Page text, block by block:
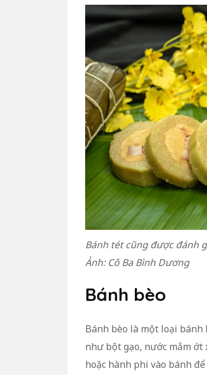
Bánh tét cũng được đánh
Ảnh: Cô Ba Bình Dương
Bánh bèo
Bánh bèo là một loại bánh
như bột gạo, nước mắm ớt
hoặc hành phi vào bánh